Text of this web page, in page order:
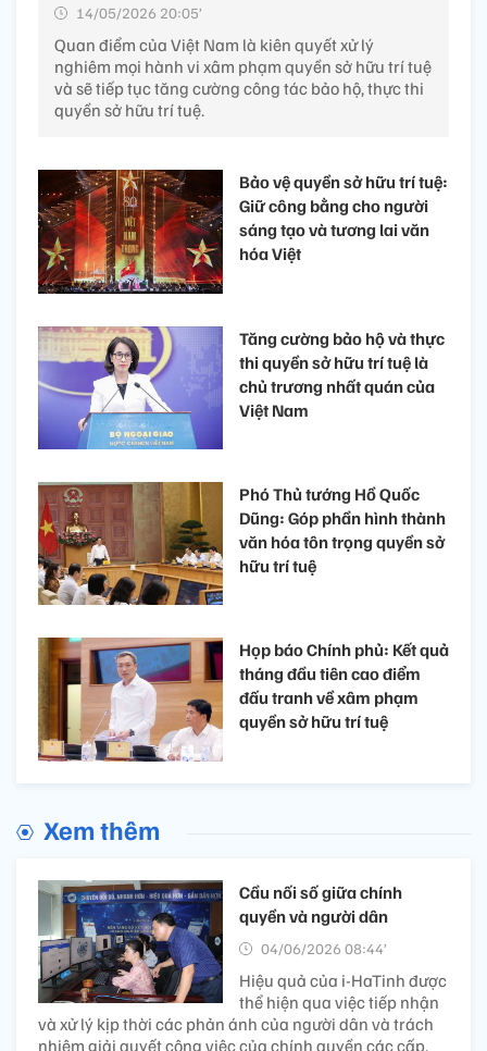
14/05/2026 20:05’
Quan điểm của Việt Nam là kiên quyết xử lý
nghiêm mọi hành vi xâm phạm quyền sở hữu trí tuệ
và sẽ tiếp tục tăng cường công tác bảo hộ, thực thi
quyền sở hữu trí tuệ.
Bảo vệ quyền sở hữu trí tuệ:
Giữ công bằng cho người
sáng tạo và tương lai văn
hóa Việt
Tăng cường bảo hộ và thực
thi quyền sở hữu trí tuệ là
chủ trương nhất quán của
Việt Nam
Phó Thủ tướng Hồ Quốc
Dũng: Góp phần hình thành
văn hóa tôn trọng quyền sở
hữu trí tuệ
Họp báo Chính phủ: Kết quả
tháng đầu tiên cao điểm
đấu tranh về xâm phạm
quyền sở hữu trí tuệ
Xem thêm
Cầu nối số giữa chính
quyền và người dân
04/06/2026 08:44’
Hiệu quả của i-HaTinh được
thể hiện qua việc tiếp nhận
và xử lý kịp thời các phản ánh của người dân và trách
nhiệm giải quyết công việc của chính quyền các cấp.